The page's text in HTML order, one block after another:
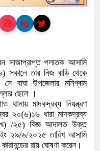
সাজাপ্রাপ্ত পলাতক আসামি
সকালে তার নিজ বাড়ি থেকে
বাঘা উপজেলার মনিগ্ৰাম
ছেলে ।
থানায় মাদকদ্রব্য নিয়ন্ত্রণ
২০(৬)১৬ ধারা মাদকদ্রব্য
/২৫) বিজ্ঞ আদালত উক্ত
ইং ২৯/৬/২০২৫ তারিখ আসামি
রায় ঘোষণা করেন।